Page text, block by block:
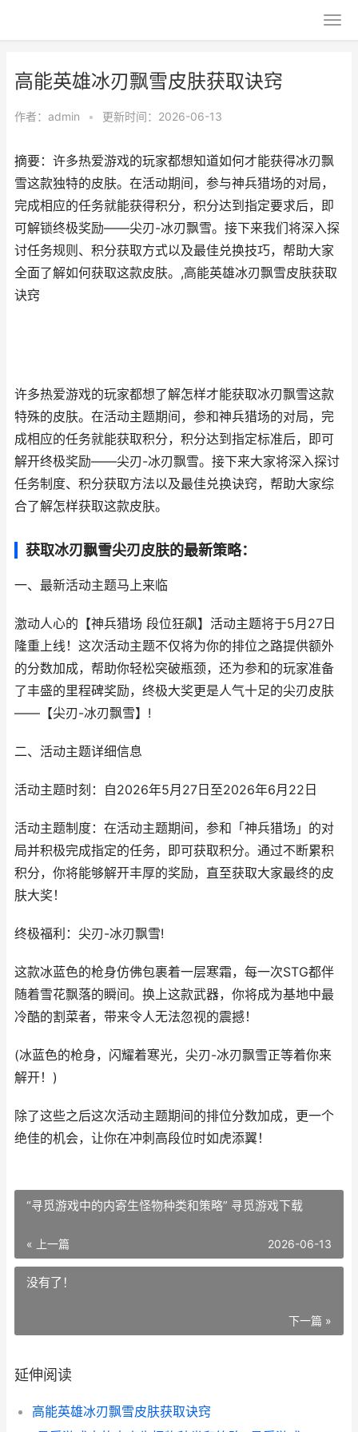
高能英雄冰刃飘雪皮肤获取诀窍
作者： admin • 更新时间：2026-06-13
摘要：许多热爱游戏的玩家都想知道如何才能获得冰刃飘
雪这款独特的皮肤。在活动期间，参与神兵猎场的对局，
完成相应的任务就能获得积分，积分达到指定要求后，即
可解锁终极奖励——尖刃-冰刃飘雪。接下来我们将深入探
讨任务规则、积分获取方式以及最佳兑换技巧，帮助大家
全面了解如何获取这款皮肤。,高能英雄冰刃飘雪皮肤获取
诀窍
许多热爱游戏的玩家都想了解怎样才能获取冰刃飘雪这款
特殊的皮肤。在活动主题期间，参和神兵猎场的对局，完
成相应的任务就能获取积分，积分达到指定标准后，即可
解开终极奖励——尖刃-冰刃飘雪。接下来大家将深入探讨
任务制度、积分获取方法以及最佳兑换诀窍，帮助大家综
合了解怎样获取这款皮肤。
获取冰刃飘雪尖刃皮肤的最新策略：
一、最新活动主题马上来临
激动人心的【神兵猎场 段位狂飙】活动主题将于5月27日
隆重上线！这次活动主题不仅将为你的排位之路提供额外
的分数加成，帮助你轻松突破瓶颈，还为参和的玩家准备
了丰盛的里程碑奖励，终极大奖更是人气十足的尖刃皮肤
——【尖刃-冰刃飘雪】!
二、活动主题详细信息
活动主题时刻：自2026年5月27日至2026年6月22日
活动主题制度：在活动主题期间，参和「神兵猎场」的对
局并积极完成指定的任务，即可获取积分。通过不断累积
积分，你将能够解开丰厚的奖励，直至获取大家最终的皮
肤大奖！
终极福利：尖刃-冰刃飘雪!
这款冰蓝色的枪身仿佛包裹着一层寒霜，每一次STG都伴
随着雪花飘落的瞬间。换上这款武器，你将成为基地中最
冷酷的割菜者，带来令人无法忽视的震撼！
(冰蓝色的枪身，闪耀着寒光，尖刃-冰刃飘雪正等着你来
解开！)
除了这些之后这次活动主题期间的排位分数加成，更一个
绝佳的机会，让你在冲刺高段位时如虎添翼！
“寻觅游戏中的内寄生怪物种类和策略” 寻觅游戏下载
« 上一篇 2026-06-13
没有了！
下一篇 »
延伸阅读
高能英雄冰刃飘雪皮肤获取诀窍